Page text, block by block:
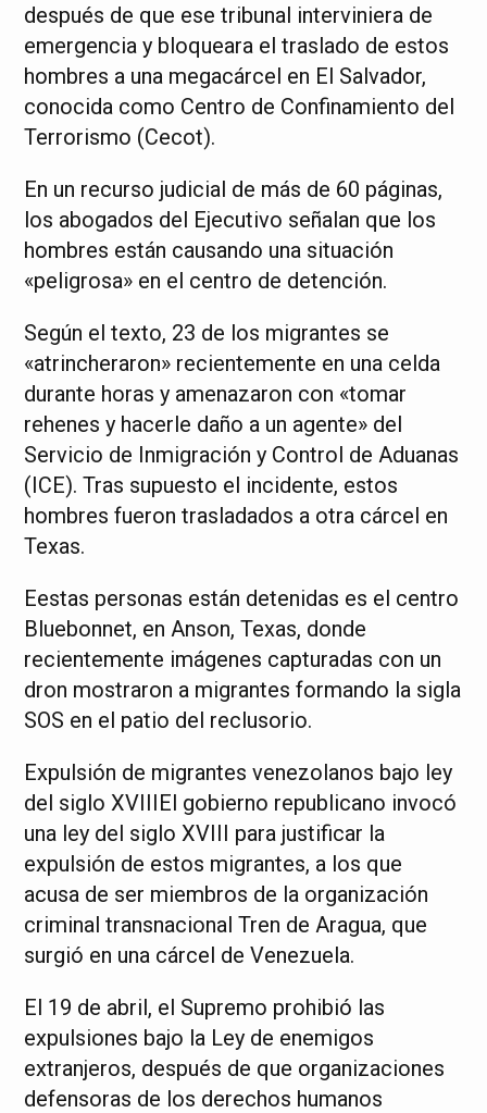
después de que ese tribunal interviniera de
emergencia y bloqueara el traslado de estos
hombres a una megacárcel en El Salvador,
conocida como Centro de Confinamiento del
Terrorismo (Cecot).
En un recurso judicial de más de 60 páginas,
los abogados del Ejecutivo señalan que los
hombres están causando una situación
«peligrosa» en el centro de detención.
Según el texto, 23 de los migrantes se
«atrincheraron» recientemente en una celda
durante horas y amenazaron con «tomar
rehenes y hacerle daño a un agente» del
Servicio de Inmigración y Control de Aduanas
(ICE). Tras supuesto el incidente, estos
hombres fueron trasladados a otra cárcel en
Texas.
Eestas personas están detenidas es el centro
Bluebonnet, en Anson, Texas, donde
recientemente imágenes capturadas con un
dron mostraron a migrantes formando la sigla
SOS en el patio del reclusorio.
Expulsión de migrantes venezolanos bajo ley
del siglo XVIIIEl gobierno republicano invocó
una ley del siglo XVIII para justificar la
expulsión de estos migrantes, a los que
acusa de ser miembros de la organización
criminal transnacional Tren de Aragua, que
surgió en una cárcel de Venezuela.
El 19 de abril, el Supremo prohibió las
expulsiones bajo la Ley de enemigos
extranjeros, después de que organizaciones
defensoras de los derechos humanos